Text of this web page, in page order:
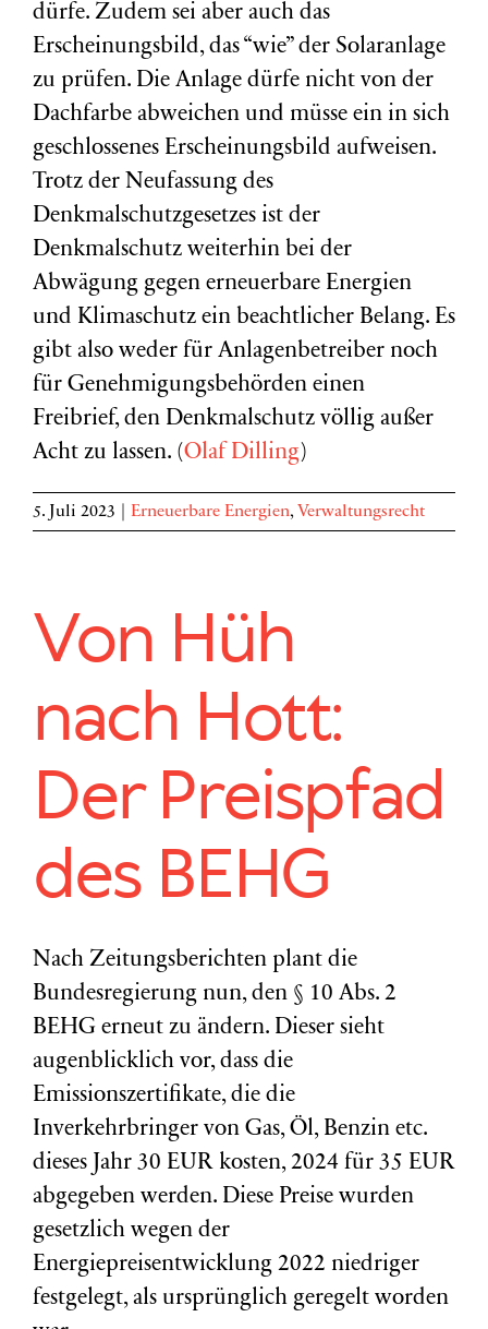
dürfe. Zudem sei aber auch das
Erscheinungsbild, das “wie” der Solaranlage
zu prüfen. Die Anlage dürfe nicht von der
Dachfarbe abweichen und müsse ein in sich
geschlossenes Erscheinungsbild aufweisen.
Trotz der Neufassung des
Denkmalschutzgesetzes ist der
Denkmalschutz weiterhin bei der
Abwägung gegen erneuerbare Energien
und Klimaschutz ein beachtlicher Belang. Es
gibt also weder für Anlagenbetreiber noch
für Genehmigungsbehörden einen
Freibrief, den Denkmalschutz völlig außer
Acht zu lassen. (Olaf Dilling)
5. Juli 2023 Erneuerbare Energien, Verwaltungsrecht
Von Hüh
nach Hott:
Der Preispfad
des BEHG
Nach Zeitungsberichten plant die
Bundesregierung nun, den § 10 Abs. 2
BEHG erneut zu ändern. Dieser sieht
augenblicklich vor, dass die
Emissionszertifikate, die die
Inverkehrbringer von Gas, Öl, Benzin etc.
dieses Jahr 30 EUR kosten, 2024 für 35 EUR
abgegeben werden. Diese Preise wurden
gesetzlich wegen der
Energiepreisentwicklung 2022 niedriger
festgelegt, als ursprünglich geregelt worden